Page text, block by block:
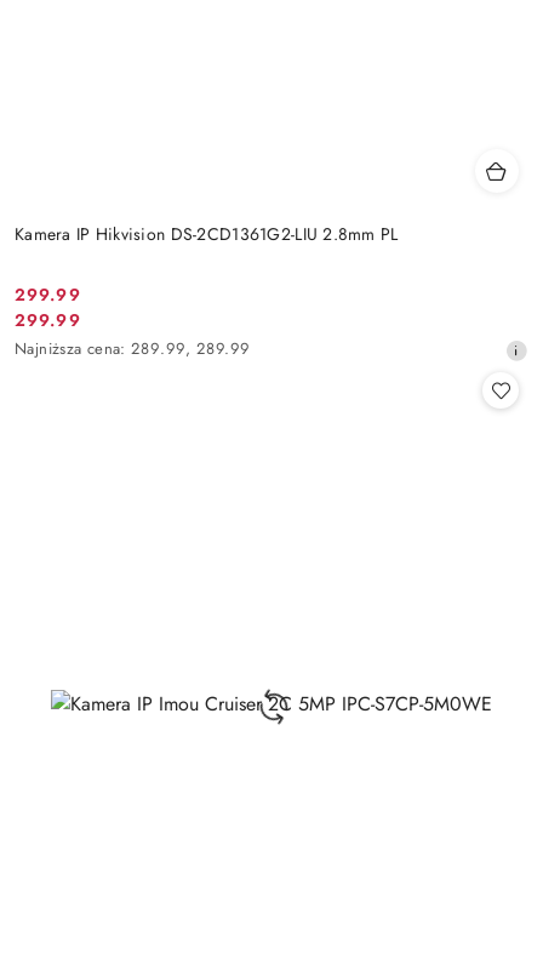
Kamera IP Hikvision DS-2CD1361G2-LIU 2.8mm PL
Cena
promocyjna:
299.99
Cena
promocyjna:
299.99
Najniższa
Najniższa cena: 289.99, 289.99